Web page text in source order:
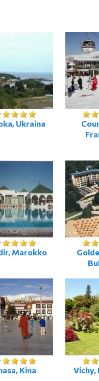
Ukraina
Marokko
Kina Vichy,